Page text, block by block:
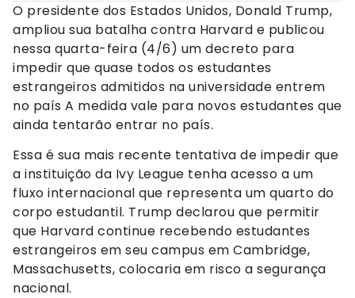
O presidente dos Estados Unidos, Donald Trump,
ampliou sua batalha contra Harvard e publicou
nessa quarta-feira (4/6) um decreto para
impedir que quase todos os estudantes
estrangeiros admitidos na universidade entrem
no país A medida vale para novos estudantes que
ainda tentarão entrar no país.
Essa é sua mais recente tentativa de impedir que
a instituição da Ivy League tenha acesso a um
fluxo internacional que representa um quarto do
corpo estudantil. Trump declarou que permitir
que Harvard continue recebendo estudantes
estrangeiros em seu campus em Cambridge,
Massachusetts, colocaria em risco a segurança
nacional.